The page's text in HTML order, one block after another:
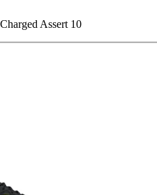
Assert 10